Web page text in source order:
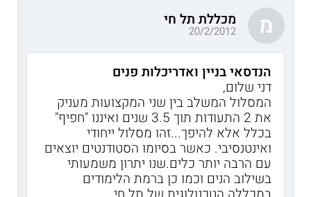
מ מכללת תל חי
20/2/2012
הנדסאי בניין ואדריכלות פנים
דני שלום,
המסלול המשלב בין שני המקצועות מעניק
את 2 התעודות תוך 3.5 שנים ואיננו "חפיף"
בכלל אלא להיפך...זהו מסלול ייחודי
ואינטנסיבי. כאשר בסיומו הסטודנטים יוצאים
עם הרבה יותר כלים.שנו יתרון משמעותי
בשילוב הנים וכמו כן ברמת הלימודים